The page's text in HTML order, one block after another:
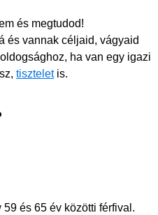
és megtudod!
és vannak céljaid, vágyaid
ha van egy igazi
tiszteletis.
és 65 év közötti férfival.